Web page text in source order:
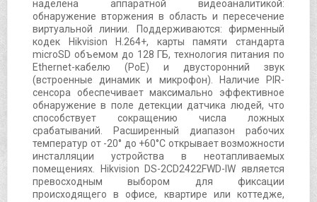
наделена аппаратной видеоаналитикой:
обнаружение вторжения в область и пересечение
виртуальной линии. Поддерживаются: фирменный
кодек Hikvision H.264+, карты памяти стандарта
microSD объемом до 128 ГБ, технология питания по
Ethernet-кабелю (PoE) и двусторонний звук
(встроенные динамик и микрофон). Наличие PIR-
сенсора обеспечивает максимально эффективное
обнаружение в поле детекции датчика людей, что
способствует сокращению числа ложных
срабатываний. Расширенный диапазон рабочих
температур от -20° до +60°С открывает возможности
инсталляции устройства в неотапливаемых
помещениях. Hikvision DS-2CD2422FWD-IW является
превосходным выбором для фиксации
происходящего в офисе, квартире или коттедже,